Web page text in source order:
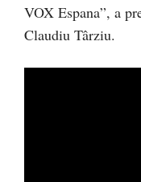
VOX Espana”, a
Claudiu Târziu.